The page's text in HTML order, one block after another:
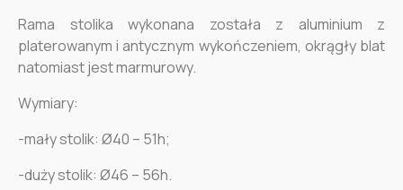
Rama stolika wykonana została z aluminium z
platerowanym i antycznym wykończeniem, okrągły blat
natomiast jest marmurowy.
Wymiary:
-mały stolik: Ø40 – 51h;
-duży stolik: Ø46 – 56h.